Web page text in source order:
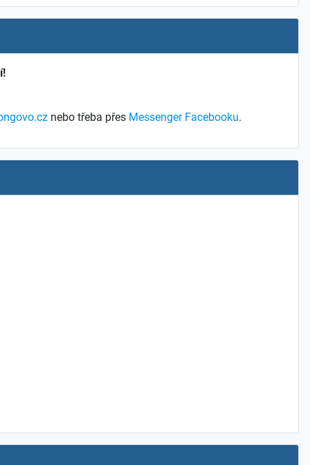
nebo třeba přes Messenger Facebooku.